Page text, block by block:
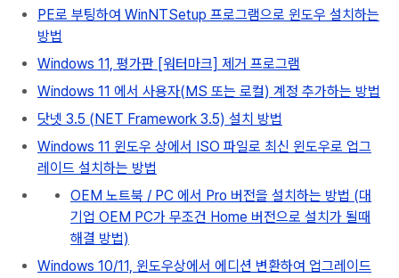
PE로 부팅하여 WinNTSetup 프로그램으로 윈도우 설치하는
방법
Windows 11, 평가판 [워터마크] 제거 프로그램
Windows 11 에서 사용자(MS 또는 로컬) 계정 추가하는 방법
닷넷 3.5 (NET Framework 3.5) 설치 방법
Windows 11 윈도우 상에서 ISO 파일로 최신 윈도우로 업그
레이드 설치하는 방법
OEM 노트북 / PC 에서 Pro 버전을 설치하는 방법 (대
기업 OEM PC가 무조건 Home 버전으로 설치가 될때
해결 방법)
Windows 10/11, 윈도우상에서 에디션 변환하여 업그레이드